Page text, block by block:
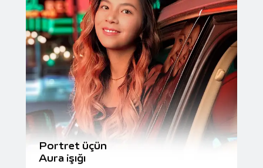
Portret üçün
Aura işığı